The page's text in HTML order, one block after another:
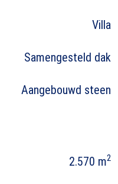
Villa
Samengesteld dak
Aangebouwd steen
2.570 m2